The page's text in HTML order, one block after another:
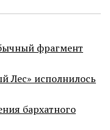
фрагмент
Лес» исполнилось
бархатного